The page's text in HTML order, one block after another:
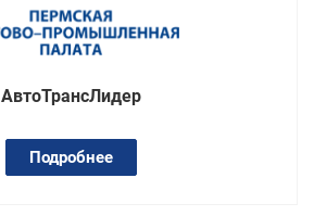
АвтоТрансЛидер
Подробнее